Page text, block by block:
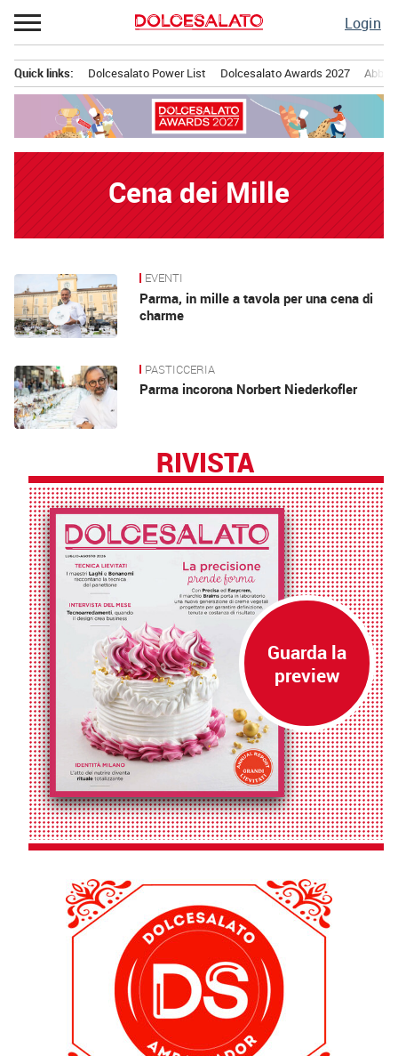
Passa
al
Login
principale
Quick links: Dolcesalato Power List Dolcesalato Awards 2027
Cena dei Mille
News EVENTI
Parma, in mille a tavola per una cena di
charme
PASTICCERIA
Parma incorona Norbert Niederkofler
RIVISTA